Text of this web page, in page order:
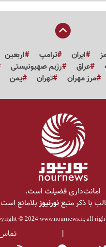
ایران ترامپ
اربعین
عراق رژیم صهیونیستی
مرز مهران تهران یمن
امانت‌داری فضیلت است.
با ذکر منبعنورنیوزبلامانع
© 2024www.nournews.ir, all
|